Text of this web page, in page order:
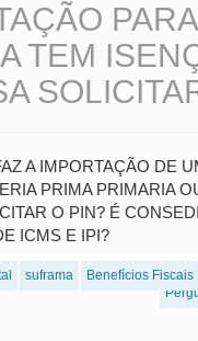
TEM
A IMPORTAÇÃO DE
PRIMA PRIMARIA
O PIN? É
ICMS E IPI?
suframa
Benefícios Fiscais